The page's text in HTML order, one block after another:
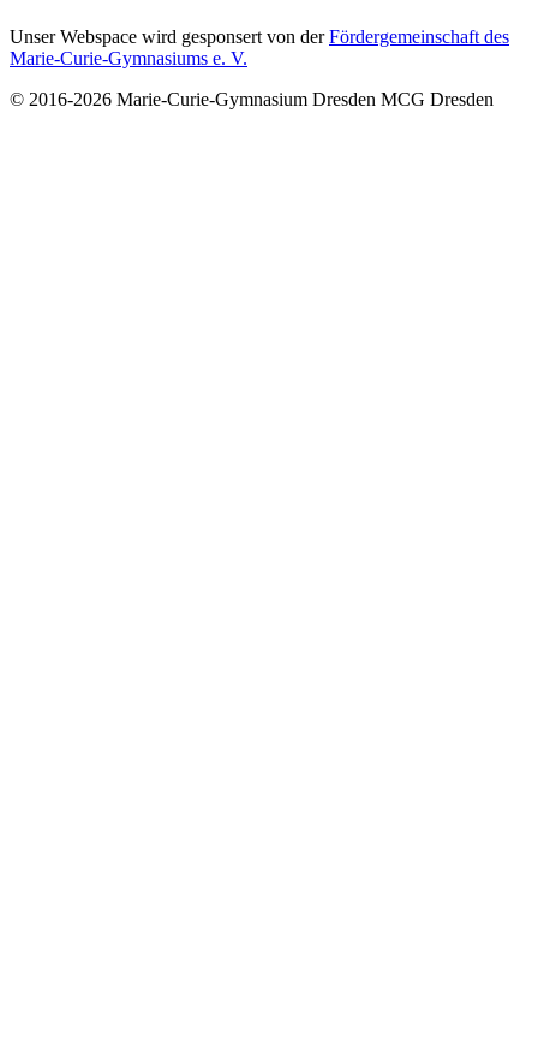
Unser Webspace wird gesponsert von derFördergemeinschaft des
Marie-Curie-Gymnasiums e. V.
© 2016-2026 Marie-Curie-Gymnasium Dresden MCG Dresden